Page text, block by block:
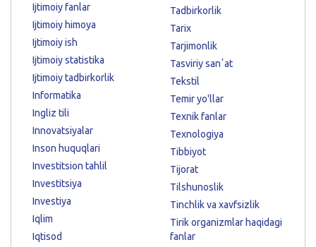
Ijtimoiy fanlar
Ijtimoiy himoya
Ijtimoiy ish
Ijtimoiy statistika
Ijtimoiy tadbirkorlik
Informatika
Ingliz tili
Innovatsiyalar
Inson huquqlari
Investitsion tahlil
Investitsiya
Investiya
Iqlim
Iqtisod
Tadbirkorlik
Tarix
Tarjimonlik
Tasviriy sanʼat
Tekstil
Temir yo'llar
Texnik fanlar
Texnologiya
Tibbiyot
Tijorat
Tilshunoslik
Tinchlik va xavfsizlik
Tirik organizmlar haqidagi
fanlar